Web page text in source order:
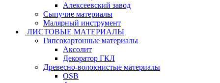
Алексеевский завод
Сыпучие материалы
Малярный инструмент
ЛИСТОВЫЕ МАТЕРИАЛЫ
Гипсокартонные материалы
Аксолит
Декоратор ГКЛ
Древесно-волокнистые материалы
OSB